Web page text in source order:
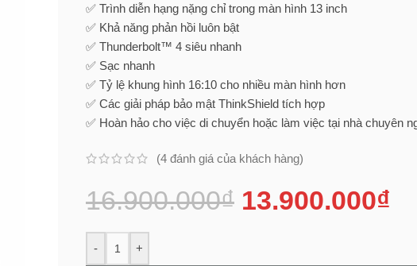
✅ Trình diễn hạng nặng chỉ trong màn hình 13 inch
✅ Khả năng phản hồi luôn bật
✅ Thunderbolt™ 4 siêu nhanh
✅ Sạc nhanh
✅ Tỷ lệ khung hình 16:10 cho nhiều màn hình hơn
✅ Các giải pháp bảo mật ThinkShield tích hợp
✅ Hoàn hảo cho việc di chuyển hoặc làm việc tại nhà chuyên
(4đánh giá của khách hàng)
16.900.000₫ 13.900.000₫
- +